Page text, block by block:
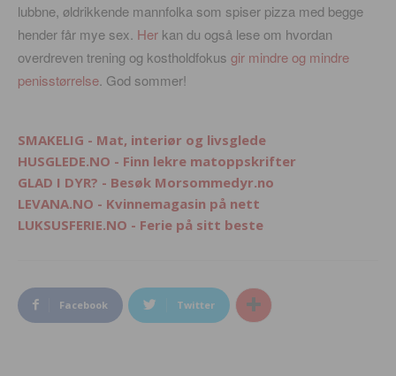
lubbne, øldrikkende mannfolka som spiser pizza med begge
hender får mye sex. Her kan du også lese om hvordan
overdreven trening og kostholdfokus gir mindre og mindre
penisstørrelse. God sommer!
SMAKELIG - Mat, interiør og livsglede
HUSGLEDE.NO - Finn lekre matoppskrifter
GLAD I DYR? - Besøk Morsommedyr.no
LEVANA.NO - Kvinnemagasin på nett
LUKSUSFERIE.NO - Ferie på sitt beste
Facebook Twitter